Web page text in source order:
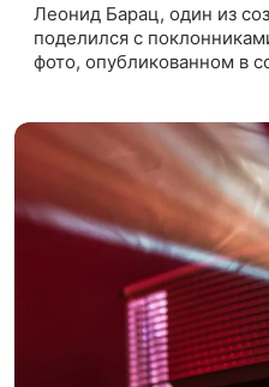
Леонид Барац, один из
поделился с
фото, опубликованном в